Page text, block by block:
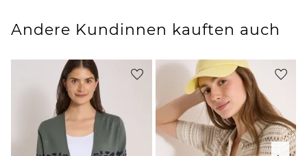
Andere Kundinnen kauften auch